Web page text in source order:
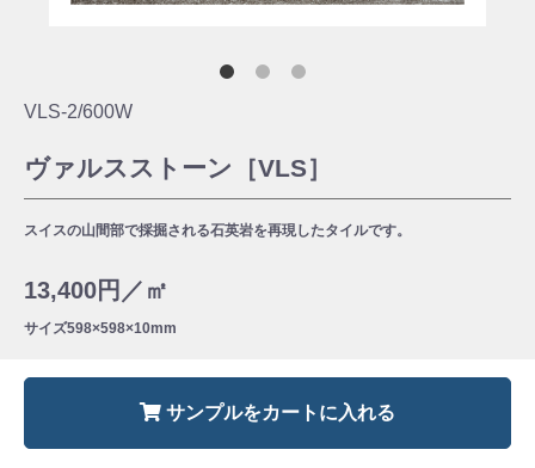
VLS-2/600W
ヴァルスストーン［VLS］
スイスの山間部で採掘される石英岩を再現したタイルです。
13,400円／㎡
サイズ598×598×10mm
サンプルをカートに入れる